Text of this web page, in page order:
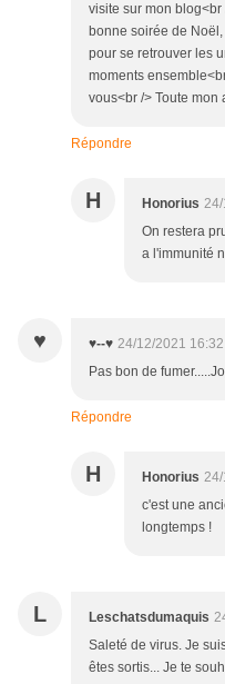
visite sur mon
bonne soirée de
pour se retrouver les
moments
vous<br /> Toute mon
Répondre
H Honorius
On restera
a l'immunité
♥ ♥--♥ 24/12/2021 16:32
Pas bon de
Répondre
H Honorius
c'est une
longtemps !
L Leschatsdumaquis
Saleté de virus. Je
êtes sortis... Je te